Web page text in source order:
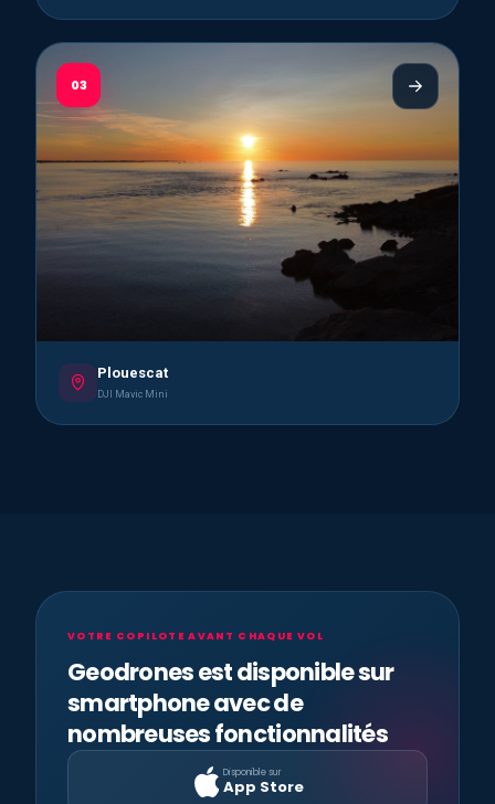
03
Plouescat
DJI Mavic Mini
VOTRE COPILOTE AVANT CHAQUE VOL
Geodrones est disponible sur
smartphone avec de
nombreuses fonctionnalités
Disponible sur
App Store